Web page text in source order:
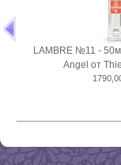
LAMBRE №11 -
Angel от